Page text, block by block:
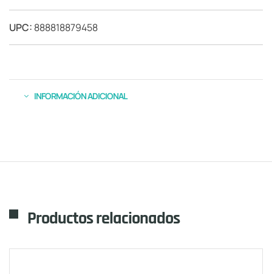
UPC: 888818879458
INFORMACIÓN ADICIONAL
Productos relacionados